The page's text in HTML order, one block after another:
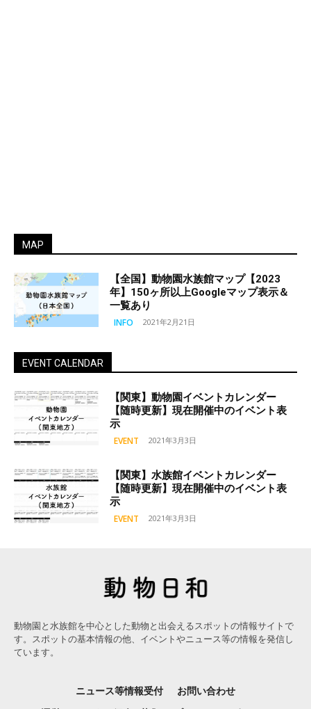
MAP
【全国】動物園水族館マップ【2023
年】150ヶ所以上Googleマップ表示＆
一覧あり
INFO 2021年2月21日
EVENT CALENDAR
【関東】動物園イベントカレンダー
【随時更新】現在開催中のイベント表
示
EVENT 2021年3月3日
【関東】水族館イベントカレンダー
【随時更新】現在開催中のイベント表
示
EVENT 2021年3月3日
動物園と水族館を中心とした動物と出会えるスポットの情報サイトで
す。スポットの基本情報の他、イベントやニュース等の情報を発信し
ています。
ニュース等情報受付
お問い合わせ